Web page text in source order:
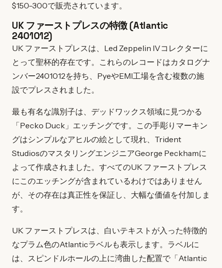
$150-300で販売されています。
UK ファーストプレスの特徴 (Atlantic
2401012)
UK ファーストプレスは、Led Zeppelin IVコレクターに
とって聖杯的存在です。これらのレコードはカタログナ
ンバー2401012を持ち、PyeやEMI工場を含む複数の施
設でプレスされました。
最も有名な識別子は、デッドワックス領域に見つかる
「Pecko Duck」エッチングです。この手彫りマーキン
グはシンプルなアヒルの絵として現れ、Trident
StudiosのマスタリングエンジニアGeorge Peckhamに
よって作成されました。すべてのUK ファーストプレス
にこのエッチングが含まれているわけではありません
が、その存在は真正性を保証し、大幅な価値を付加しま
す。
UK ファーストプレスは、白いテキストが入った特徴的
なプラム色のAtlanticラベルも表示します。ラベルに
は、スピンドルホールの上に湾曲した配置で「Atlantic